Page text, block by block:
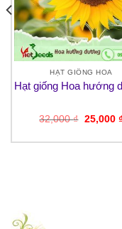
HẠT GIỐNG HOA
Hạt giống Hoa hướng
32,000₫ Giá
32,000
25,000